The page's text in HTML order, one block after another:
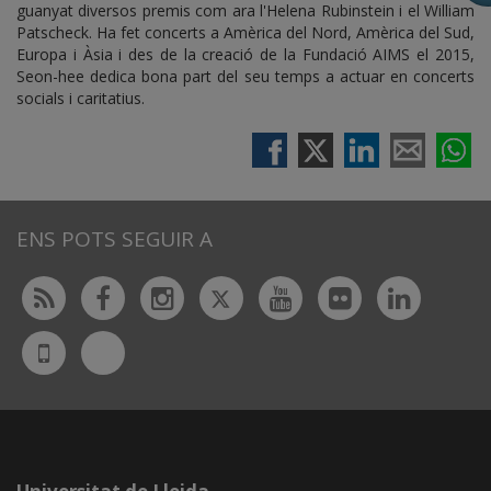
guanyat diversos premis com ara l'Helena Rubinstein i el William
Patscheck. Ha fet concerts a Amèrica del Nord, Amèrica del Sud,
Europa i Àsia i des de la creació de la Fundació AIMS el 2015,
Seon-hee dedica bona part del seu temps a actuar en concerts
socials i caritatius.
ENS POTS SEGUIR A
Rss FacebookInstagram
TwitterYoutubeFlickr
UdL
App
Bluesky